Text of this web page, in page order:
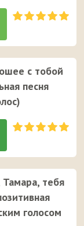
с тобой
песня
тебя
голосом